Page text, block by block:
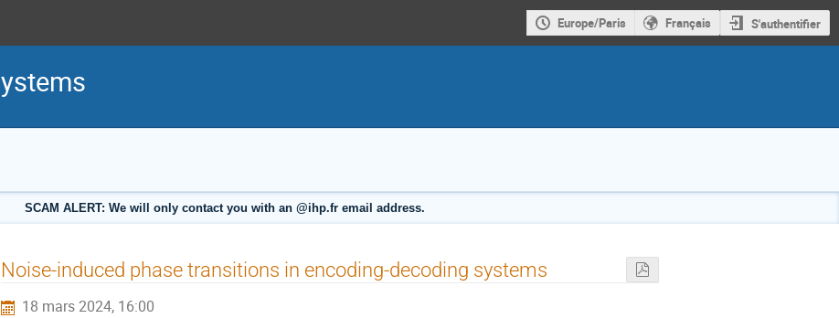
Europe/Paris Français S'authentifier
SCAM ALERT: We will only contact you with an @ihp.fr email address.
Noise-induced phase transitions in encoding-decoding systems
18 mars 2024, 16:00